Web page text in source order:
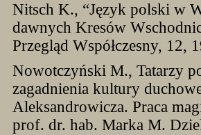
Nitsch K., “Język polski w
dawnych Kresów
Przegląd Współczesny, 12,
Nowotczyński M., Tatarzy
zagadnienia kultury
Aleksandrowicza. Praca
prof. dr. hab. Marka M.